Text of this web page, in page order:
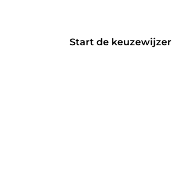
Start de keuzewijzer